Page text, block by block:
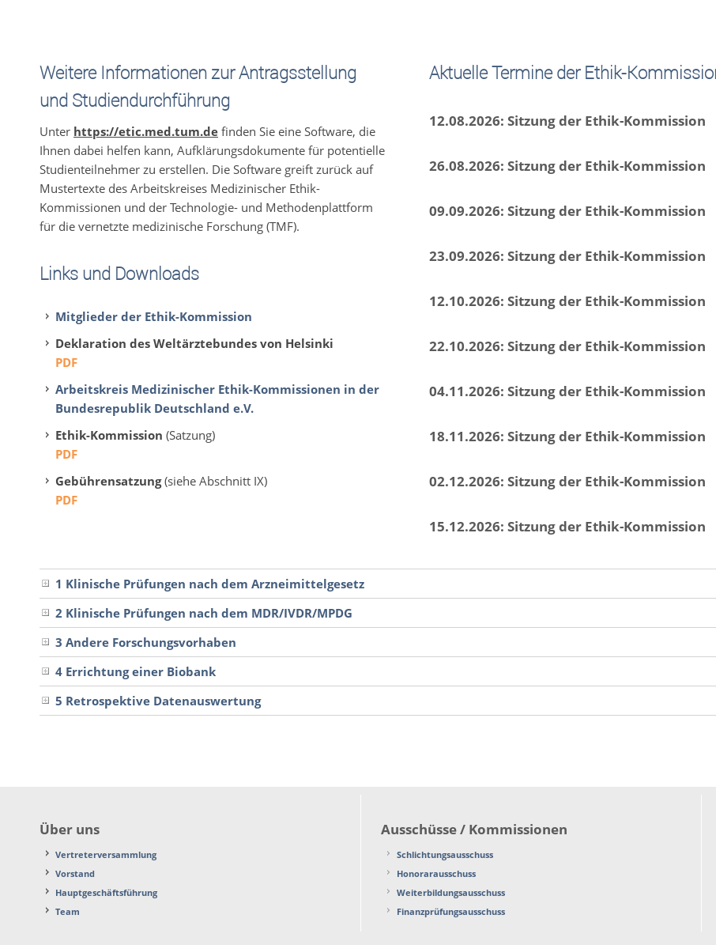
Weitere Informationen zur Antragsstellung
und Studiendurchführung
Unter https://etic.med.tum.de finden Sie eine Software, die
Ihnen dabei helfen kann, Aufklärungsdokumente für potentielle
Studienteilnehmer zu erstellen. Die Software greift zurück auf
Mustertexte des Arbeitskreises Medizinischer Ethik-
Kommissionen und der Technologie- und Methodenplattform
für die vernetzte medizinische Forschung (TMF).
Links und Downloads
Mitglieder der Ethik-Kommission
Deklaration des Weltärztebundes von Helsinki
PDF
Arbeit­skreis Medi­zinis­cher Ethik-​Kommissionen in der
Bun­desre­pub­lik Deutsch­land e.V.
Ethik-Kommission (Satzung)
PDF
Gebührensatzung(siehe Abschnitt IX)
PDF
Aktuelle Termine der Ethik-
12.08.2026: Sitzung der Ethik-Kommission
26.08.2026: Sitzung der Ethik-Kommission
09.09.2026: Sitzung der Ethik-Kommission
23.09.2026: Sitzung der Ethik-Kommission
12.10.2026: Sitzung der Ethik-Kommission
22.10.2026: Sitzung der Ethik-Kommission
04.11.2026: Sitzung der Ethik-Kommission
18.11.2026: Sitzung der Ethik-Kommission
02.12.2026: Sitzung der Ethik-Kommission
15.12.2026: Sitzung der Ethik-Kommission
1 Klinische Prüfungen nach dem Arzneimittelgesetz
2 Klinische Prüfungen nach dem MDR/IVDR/MPDG
3 Andere Forschungsvorhaben
4 Errichtung einer Biobank
5 Retrospektive Datenauswertung
Über uns
Vertreterversammlung
Vorstand
Hauptgeschäftsführung
Team
Ausschüsse / Kommissionen
Schlichtungsausschuss
Honorarausschuss
Weiterbildungsausschuss
Finanzprüfungsausschuss